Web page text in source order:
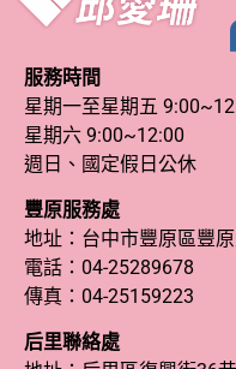
服務時間
星期一至星期五
星期六 9:00~12:00
週日、國定假日公休
豐原服務處
地址：台中市豐原區豐
電話： 04-25289678
傳真：04-25159223
后里聯絡處